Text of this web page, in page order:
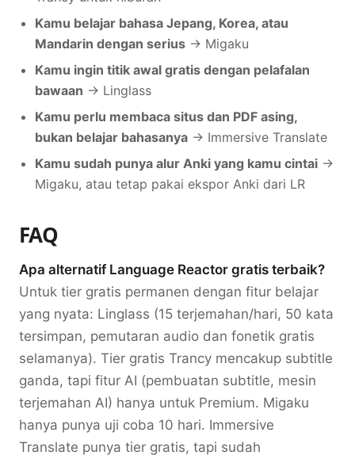
Kamu belajar bahasa Jepang, Korea, atau
Mandarin dengan serius → Migaku
Kamu ingin titik awal gratis dengan pelafalan
bawaan → Linglass
Kamu perlu membaca situs dan PDF asing,
bukan belajar bahasanya → Immersive Translate
Kamu sudah punya alur Anki yang kamu cintai →
Migaku, atau tetap pakai ekspor Anki dari LR
FAQ
Apa alternatif Language Reactor gratis terbaik?
Untuk tier gratis permanen dengan fitur belajar
yang nyata: Linglass (15 terjemahan/hari, 50 kata
tersimpan, pemutaran audio dan fonetik gratis
selamanya). Tier gratis Trancy mencakup subtitle
ganda, tapi fitur AI (pembuatan subtitle, mesin
terjemahan AI) hanya untuk Premium. Migaku
hanya punya uji coba 10 hari. Immersive
Translate punya tier gratis, tapi sudah